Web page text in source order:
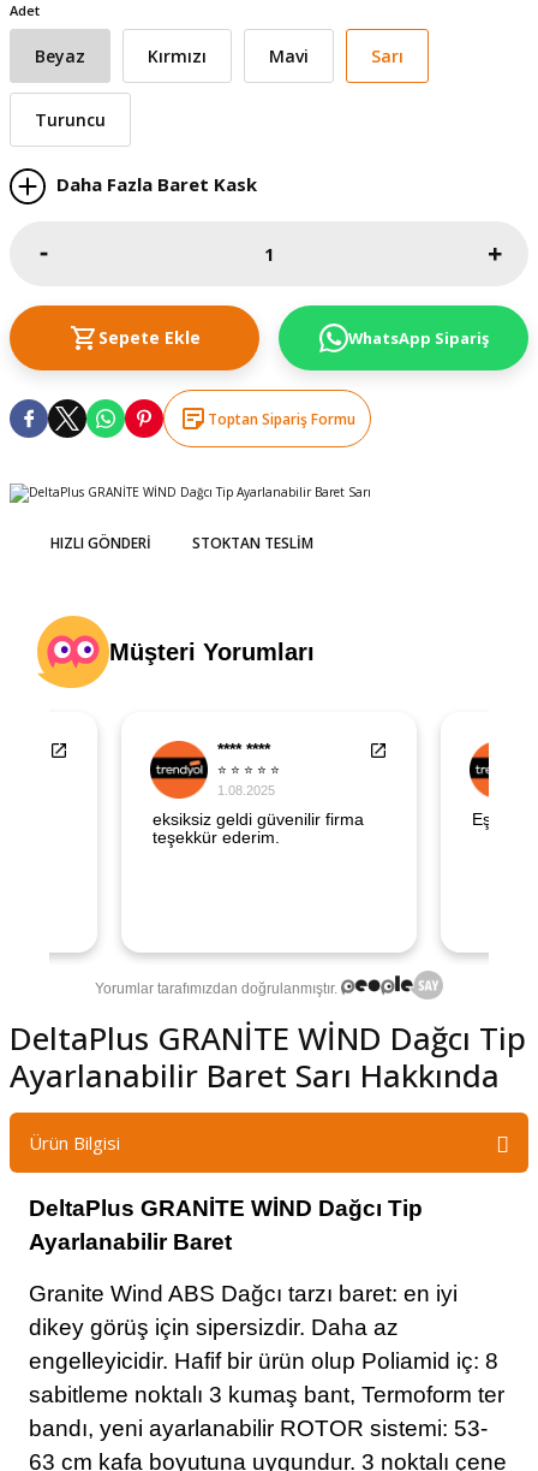
Üfleme
Adet
Beyaz Kırmızı Mavi Sarı
Turuncu
Daha Fazla Baret Kask
Sepete Ekle WhatsApp Sipariş
Toptan Sipariş Formu
HIZLI GÖNDERI STOKTAN TESLIM
DeltaPlus GRANİTE WİND Dağcı Tip
Ayarlanabilir Baret Sarı Hakkında
Ürün Bilgisi
DeltaPlus GRANİTE WİND Dağcı Tip
Ayarlanabilir Baret
Granite Wind ABS Dağcı tarzı baret: en iyi
dikey görüş için sipersizdir. Daha az
engelleyicidir. Hafif bir ürün olup Poliamid iç: 8
sabitleme noktalı 3 kumaş bant, Termoform ter
bandı, yeni ayarlanabilir ROTOR sistemi: 53-
63 cm kafa boyutuna uygundur. 3 noktalı çene